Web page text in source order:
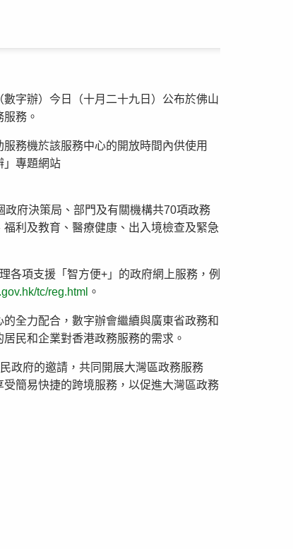
字辦）今日（十月二十九日）公布於佛山
務。
務機於該服務中心的開放時間內供使用
」專題網站
府決策局、部門及有關機構共70項政務
利及教育、醫療健康、出入境檢查及緊急
各項支援「智方便+」的政府網上服務，例
tc/reg.html 。
全力配合，數字辦會繼續與廣東省政務和
民和企業對香港政務服務的需求。
政府的邀請，共同開展大灣區政務服務
簡易快捷的跨境服務，以促進大灣區政務